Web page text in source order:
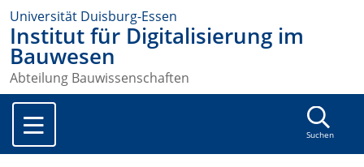
Universität Duisburg-Essen
Institut für Digitalisierung im
Bauwesen
Abteilung Bauwissenschaften
Suchen